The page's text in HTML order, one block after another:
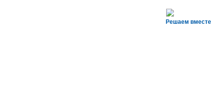
Решаем вместе